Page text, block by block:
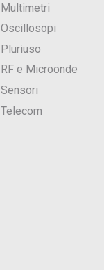
Multimetri
Oscillosopi
Pluriuso
RF e Microonde
Sensori
Telecom